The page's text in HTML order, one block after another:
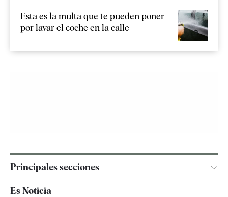
Esta es la multa que te pueden poner
por lavar el coche en la calle
Principales secciones
España
Es Noticia